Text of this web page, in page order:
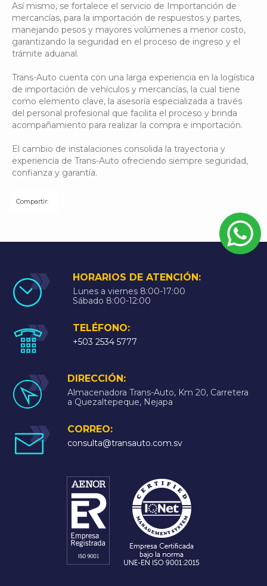
Así mismo, se fortalece el servicio de Importanción de
mercancías, para la importación de respuestos y partes,
manejando pesos y mayores volúmenes a menor costo,
garantizando la seguridad en el proceso de ingreso y el
trámite aduanal.
Trans-Auto cuenta con una larga experiencia en la logística
de importación de vehículos y mercancías, la cual tiene
como elemento clave, la asesoría especializada a través
del personal profesional que facilita el proceso y brinda
acompañamiento para realizar la compra e importación.
El cambio de instalaciones consolida la trayectoria y
experiencia de Trans-Auto ofreciendo siempre seguridad,
confianza y garantía.
Compartir:
HORARIOS DE ATENCIÓN:
Lunes a viernes 8:00-17:00
Sábado 8:00-12:00
TELÉFONO:
+503 2534 5777
DIRECCIÓN:
Almacenadora Trans-Auto, Km 20, Carretera
a Quezaltepeque, Nejapa
CORREO:
consulta@transauto.com.sv